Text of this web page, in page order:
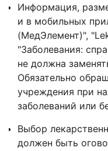
Информация,
и в мобильных
(МедЭлемент)",
"Заболевания:
не должна
Обязательно
учреждения при
заболеваний или
Выбор
должен быть